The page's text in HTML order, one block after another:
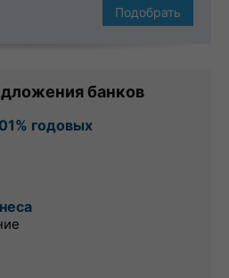
Подобрать
банков
годовых